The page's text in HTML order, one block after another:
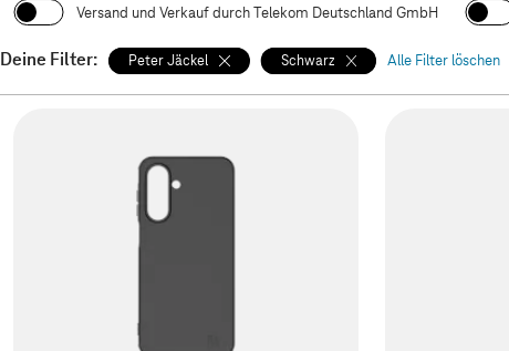
Versand und Verkauf durch Telekom Deutschland GmbH
Deine Filter: Peter Jäckel Schwarz Alle Filter löschen